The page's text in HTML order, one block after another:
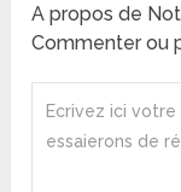
A propos de
Commenter ou